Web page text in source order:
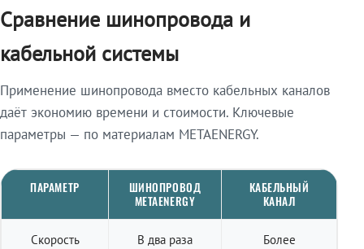
Сравнение шинопровода и
кабельной системы
Применение шинопровода вместо кабельных каналов
даёт экономию времени и стоимости. Ключевые
параметры — по материалам METAENERGY.
ПАРАМЕТР
ШИНОПРОВОД
METAENERGY
КАБЕЛЬНЫЙ
КАНАЛ
Скорость
В два раза
Более